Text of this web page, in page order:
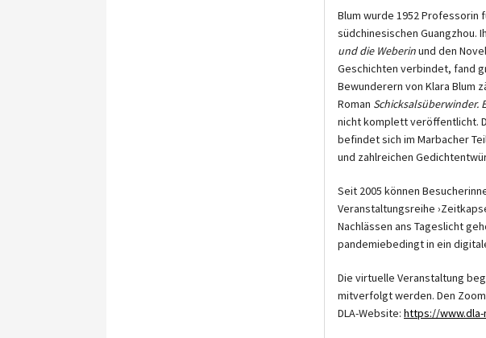
Blum wurde 1952 Professorin
südchinesischen Guangzhou.
und die Weberinund den
Geschichten verbindet, fand
Bewunderern von Klara Blum
Roman Schicksalsüberwinder.
nicht komplett veröffentlicht.
befindet sich im Marbacher
und zahlreichen
Seit 2005 können
Veranstaltungsreihe
Nachlässen ans Tageslicht
pandemiebedingt in ein
Die virtuelle Veranstaltung
mitverfolgt werden. Den
DLA-Website: https://